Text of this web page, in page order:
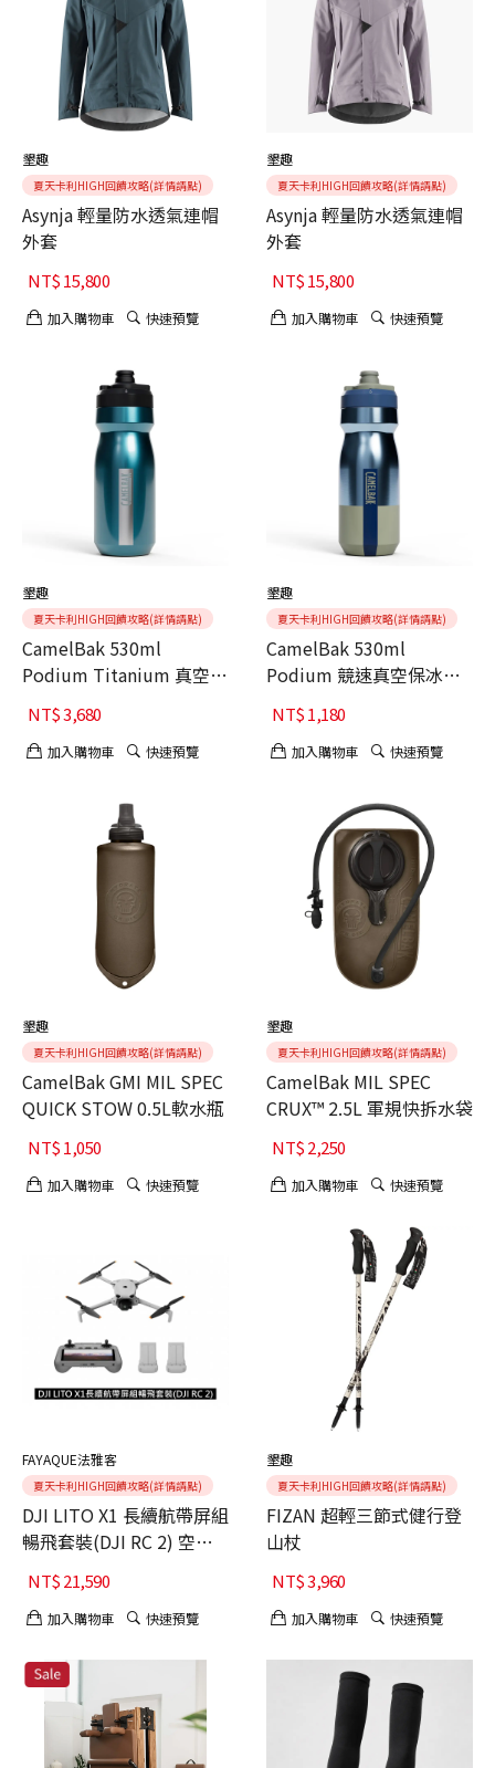
墾趣
夏天卡利HIGH回饋攻略(詳情請點)
Asynja 輕量防水透氣連帽
外套
NT$15,800
加入購物車 快速預覽
墾趣
夏天卡利HIGH回饋攻略(詳情請點)
Asynja 輕量防水透氣連帽
外套
NT$15,800
加入購物車 快速預覽
墾趣
夏天卡利HIGH回饋攻略(詳情請點)
CamelBak 530ml
Podium Titanium 真空保
冰單車水瓶
NT$3,680
加入購物車 快速預覽
墾趣
夏天卡利HIGH回饋攻略(詳情請點)
CamelBak 530ml
Podium 競速真空保冰單
車水瓶
NT$1,180
加入購物車 快速預覽
墾趣
夏天卡利HIGH回饋攻略(詳情請點)
CamelBak GMI MIL SPEC
QUICK STOW 0.5L軟水瓶
NT$1,050
加入購物車 快速預覽
墾趣
夏天卡利HIGH回饋攻略(詳情請點)
CamelBak MIL SPEC
CRUX™ 2.5L 軍規快拆水袋
NT$2,250
加入購物車 快速預覽
FAYAQUE法雅客
夏天卡利HIGH回饋攻略(詳情請點)
DJI LITO X1 長續航帶屏組
暢飛套裝(DJI RC 2) 空拍
機/無人機 ｜自帶內存(公
司貨)
NT$21,590
加入購物車 快速預覽
墾趣
夏天卡利HIGH回饋攻略(詳情請點)
FIZAN 超輕三節式健行登
山杖
NT$3,960
加入購物車 快速預覽